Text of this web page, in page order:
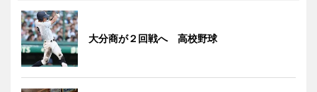
大分商が２回戦へ 高校野球